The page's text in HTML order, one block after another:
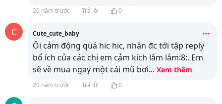
20 năm trước Trả lời 0
C Cute_cute_baby
Ôi cảm động quá hic hic, nhận đc tới tập reply
bổ ích của các chị em cảm kích lắm lắm:8:. Em
sẽ về mua ngay một cái mũ bơi... Xem thêm
20 năm trước Trả lời 0